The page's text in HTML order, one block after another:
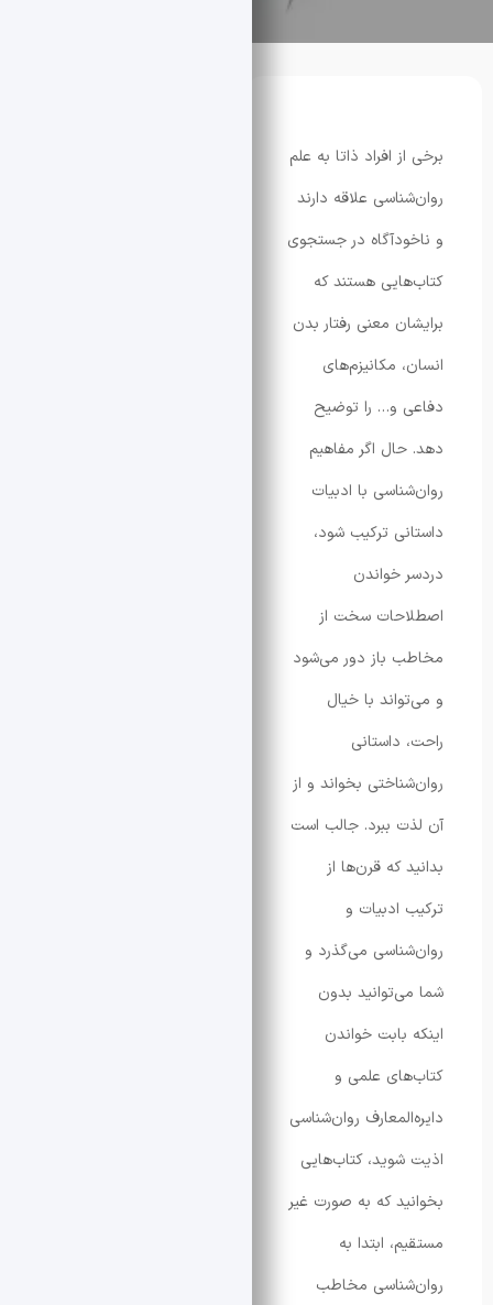
افراد ذاتا به علم
علاقه‌ دارند
در جستجوی
هستند که
معنی رفتار بدن
مکانیزم‌های
و… را توضیح
اگر مفاهیم
با ادبیات
ترکیب شود،
خواندن
سخت از
باز دور می‌شود
با خیال
بخواند و از
ببرد. جالب است
که قرن‌ها از
و
می‌گذرد و
بدون
خواندن
علمی و
روان‌شناسی
کتاب‌هایی
که به صورت غیر
ابتدا به
مخاطب